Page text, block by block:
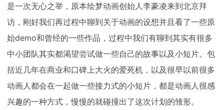
是一次无心之举，原本绘梦动画创始人李豪凌来到北京拜
访，刚好我们再过程中聊到关于动画的设想并且看了一些原
始demo和曾经的一些作品，过程中我们有聊到其实有很多
中小团队其实都渴望尝试做一些自己的故事以及小短片。包
括近几年在商业和口碑上大火的爱死机，以及很早以前很多
动画人都会在一起做一些接力式的小短片，都是动画人很感
兴趣的一种方式，慢慢的就碰撞出了这次计划的雏形。